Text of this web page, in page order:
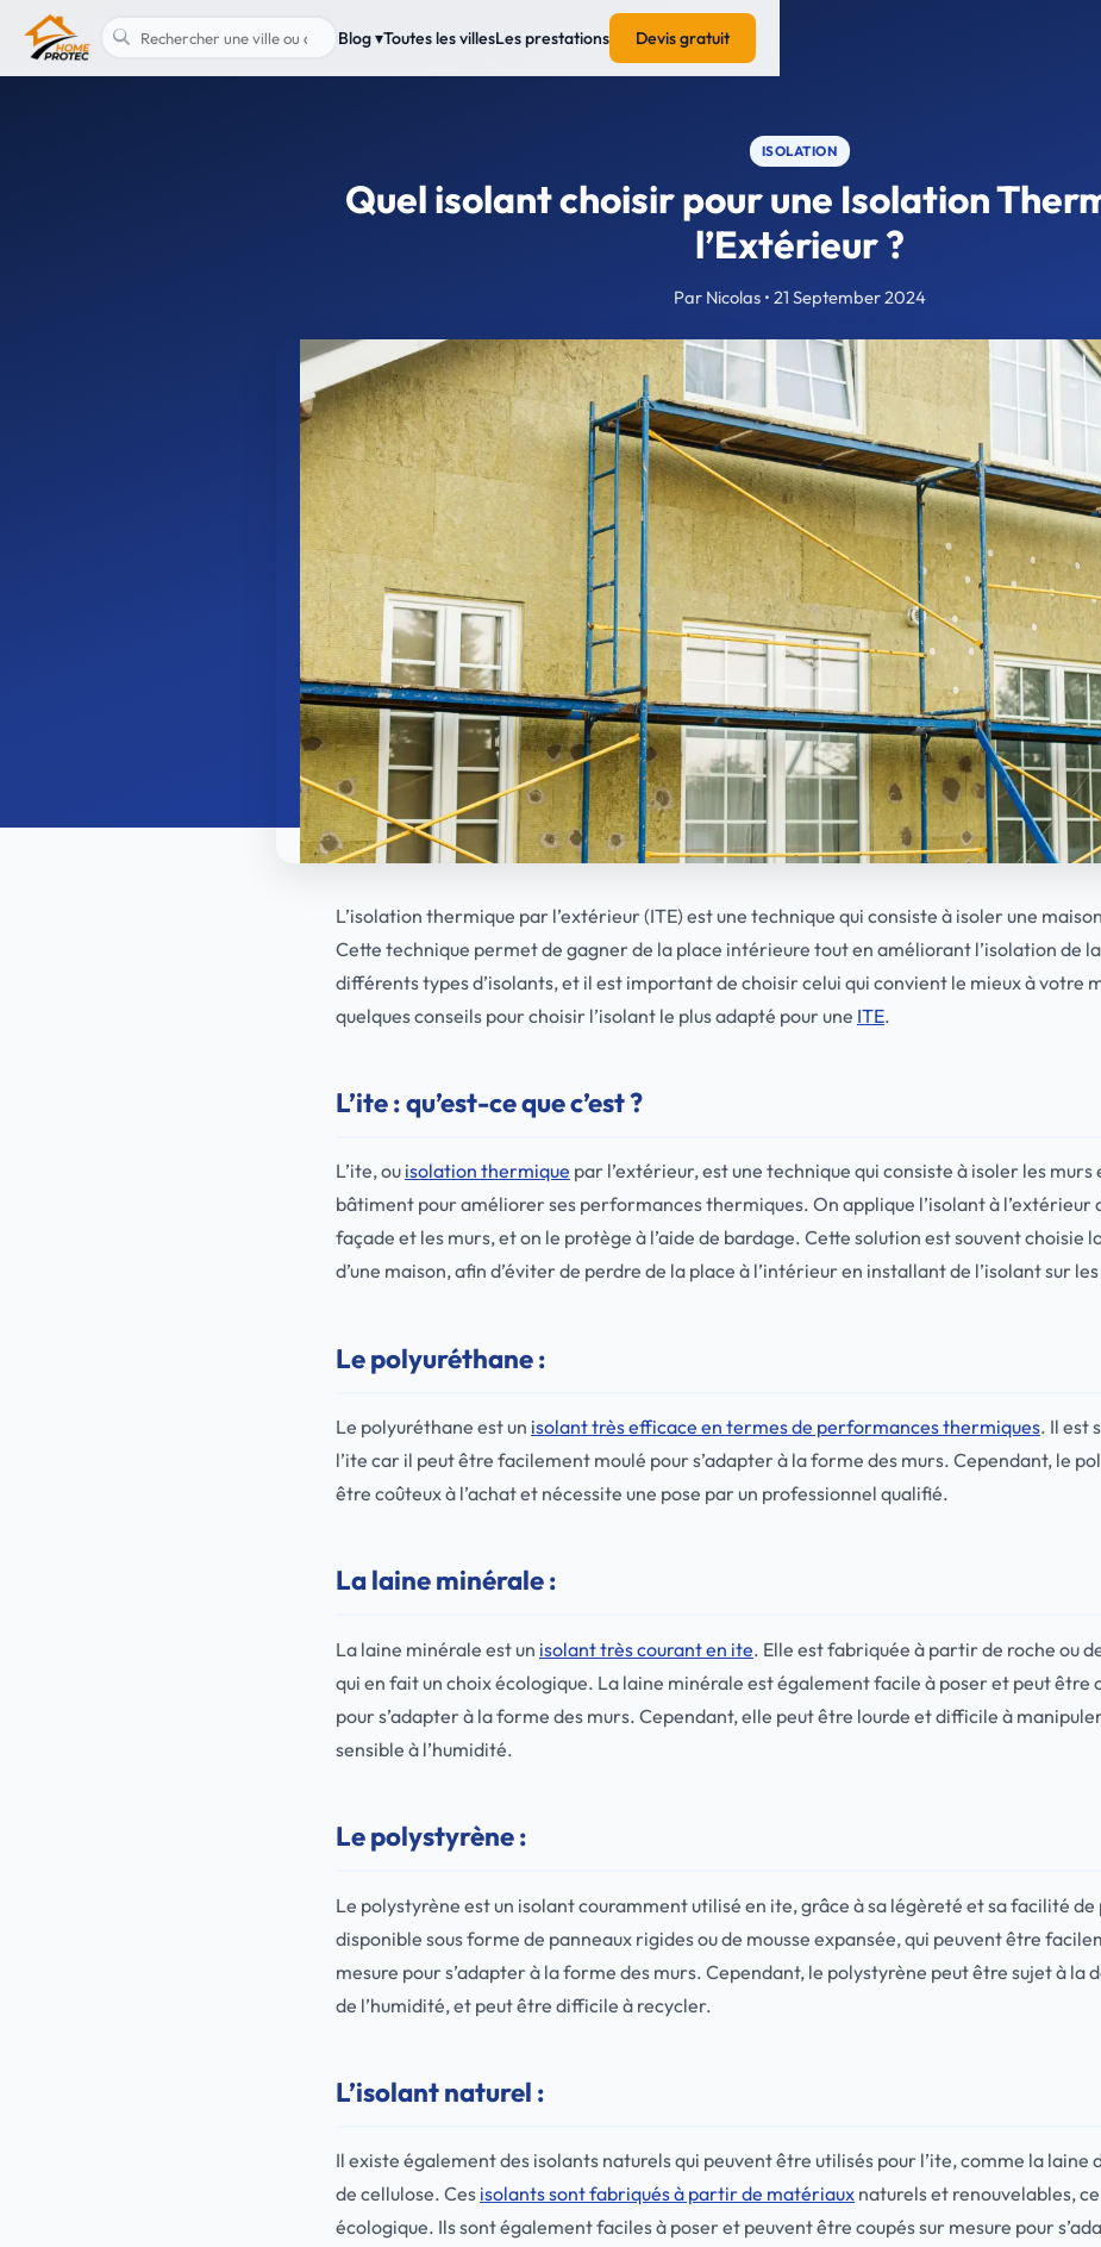
Blog ▾Toutes les villesLes prestations Devis gratuit
ISOLATION
Quel isolant choisir pour une Isolation
l’Extérieur ?
Par Nicolas • 21 September 2024
L’isolation thermique par l’extérieur (ITE) est une technique qui consiste à isoler une
Cette technique permet de gagner de la place intérieure tout en améliorant l’isolation de
différents types d’isolants, et il est important de choisir celui qui convient le mieux à votre
quelques conseils pour choisir l’isolant le plus adapté pour une ITE.
L’ite : qu’est-ce que c’est ?
L’ite, ou isolation thermique par l’extérieur, est une technique qui consiste à isoler les murs
bâtiment pour améliorer ses performances thermiques. On applique l’isolant à l’extérieur
façade et les murs, et on le protège à l’aide de bardage. Cette solution est souvent choisie
d’une maison, afin d’éviter de perdre de la place à l’intérieur en installant de l’isolant sur
Le polyuréthane :
Le polyuréthane est un isolant très efficace en termes de performances thermiques. Il est
l’ite car il peut être facilement moulé pour s’adapter à la forme des murs. Cependant, le
être coûteux à l’achat et nécessite une pose par un professionnel qualifié.
La laine minérale :
La laine minérale est un isolant très courant en ite. Elle est fabriquée à partir de roche ou
qui en fait un choix écologique. La laine minérale est également facile à poser et peut être
pour s’adapter à la forme des murs. Cependant, elle peut être lourde et difficile à
sensible à l’humidité.
Le polystyrène :
Le polystyrène est un isolant couramment utilisé en ite, grâce à sa légèreté et sa facilité de
disponible sous forme de panneaux rigides ou de mousse expansée, qui peuvent être
mesure pour s’adapter à la forme des murs. Cependant, le polystyrène peut être sujet à la
de l’humidité, et peut être difficile à recycler.
L’isolant naturel :
Il existe également des isolants naturels qui peuvent être utilisés pour l’ite, comme la laine
de cellulose. Ces isolants sont fabriqués à partir de matériaux naturels et renouvelables,
écologique. Ils sont également faciles à poser et peuvent être coupés sur mesure pour